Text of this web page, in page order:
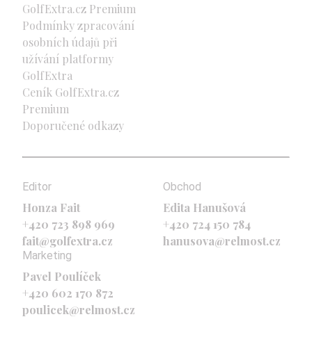
GolfExtra.cz Premium
Podmínky zpracování
osobních údajů při
užívání platformy
GolfExtra
Ceník GolfExtra.cz
Premium
Doporučené odkazy
Editor
Honza Fait
+420 723 898 969
fait@golfextra.cz
Obchod
Edita Hanušová
+420 724 150 784
hanusova@relmost.cz
Marketing
Pavel Poulíček
+420 602 170 872
poulicek@relmost.cz